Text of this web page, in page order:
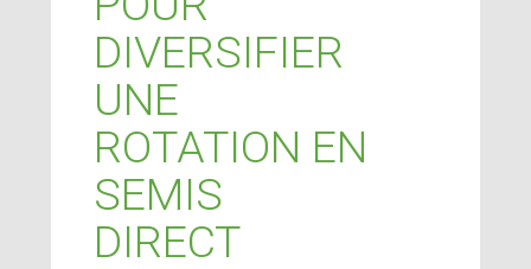
DIVERSIFIER
UNE
ROTATION EN
SEMIS
DIRECT